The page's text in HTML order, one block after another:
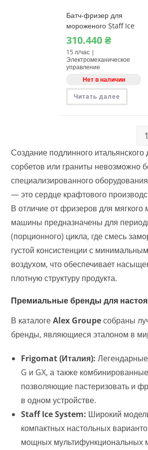
Батч-фризер для
мороженого Staff Ice
System BTE150
310.440₴
15 л/час |
Электромеханическое
управление
Нет в наличии
Читать далее
1
Создание подлинного итальянского
сорбетов или граниты невозможно
специализированного
— это сердце крафтового
В отличие от фризеров для мягкого
машины предназначены для
(порционного) цикла, где смесь
густой консистенции с
воздухом, что обеспечивает
плотную структуру продукта.
Премиальные бренды для
В каталогеAlex Groupeсобраны
бренды, являющиеся эталоном в
Frigomat (Италия):
G и GX, а также
позволяющие пастеризовать и
в одном устройстве.
Staff Ice System: Широкий
компактных настольных
мощных мультифункциональных